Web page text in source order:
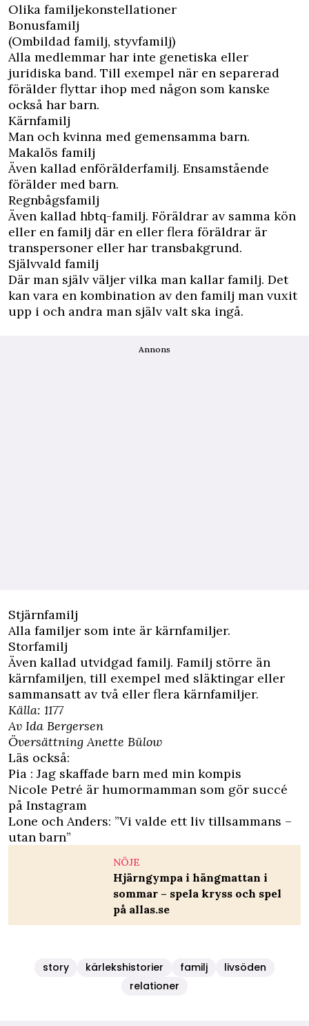
Olika familjekonstellationer
Bonusfamilj
(Ombildad familj, styvfamilj)
Alla medlemmar har inte genetiska eller
juridiska band. Till exempel när en separerad
förälder flyttar ihop med någon som kanske
också har barn.
Kärnfamilj
Man och kvinna med gemensamma barn.
Makalös familj
Även kallad enförälderfamilj. Ensamstående
förälder med barn.
Regnbågsfamilj
Även kallad hbtq-familj. Föräldrar av samma kön
eller en familj där en eller flera föräldrar är
transpersoner eller har transbakgrund.
Självvald familj
Där man själv väljer vilka man kallar familj. Det
kan vara en kombination av den familj man vuxit
upp i och andra man själv valt ska ingå.
Annons
Stjärnfamilj
Alla familjer som inte är kärnfamiljer.
Storfamilj
Även kallad utvidgad familj. Familj större än
kärnfamiljen, till exempel med släktingar eller
sammansatt av två eller flera kärnfamiljer.
Källa: 1177
Av Ida Bergersen
Översättning Anette Bülow
Läs också:
Pia : Jag skaffade barn med min kompis
Nicole Petré är humormamman som gör succé
på Instagram
Lone och Anders: ”Vi valde ett liv tillsammans –
utan barn”
NÖJE
Hjärngympa i hängmattan i
sommar – spela kryss och spel
på allas.se
story kärlekshistorier familj
livsöden
relationer